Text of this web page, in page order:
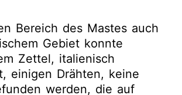
Bereich des Mastes auch
Gebiet konnte
Zettel, italienisch
einigen Drähten, keine
werden, die auf